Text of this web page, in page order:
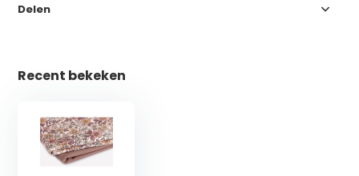
Delen
Recent bekeken